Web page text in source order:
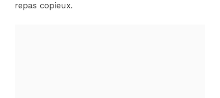
repas copieux.